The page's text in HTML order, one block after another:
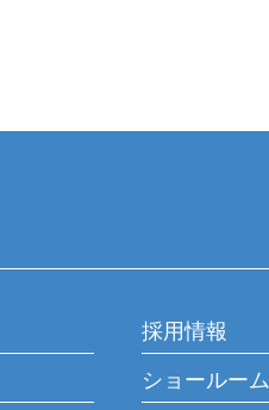
採用情報
ショールーム